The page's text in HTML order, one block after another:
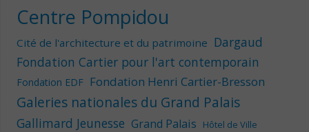
Centre Pompidou
Cité de l'architecture et du patrimoine Dargaud
Fondation Cartier pour l'art contemporain
Fondation EDF Fondation Henri Cartier-Bresson
Galeries nationales du Grand Palais
Gallimard Jeunesse Grand Palais Hôtel de Ville